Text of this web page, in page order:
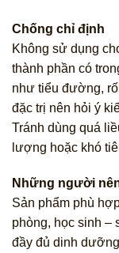
Chống chỉ định
Không sử dụng
thành phần có
như tiểu đường,
đặc trị nên hỏi ý
Tránh dùng quá
lượng hoặc khó
Những người
Sản phẩm phù
phòng, học sinh –
đầy đủ dinh